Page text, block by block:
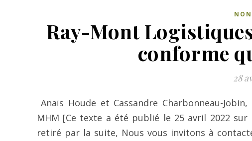
Ray-Mont
conforme
28
Anaïs Houde et Cassandre Charbonneau-
MHM [Ce texte a été publié le 25 avril 2022
retiré par la suite, Nous vous invitons à